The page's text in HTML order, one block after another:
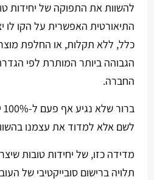
להשוות את התפוקה של יחידות
התיאורטית האפשרית על הקו
כלל, ללא תקלות, או החלפת
הגבוהה ביותר המותרת לפי
החברה.
לשם אלא למדוד את עצמנו
מדידה כזו, של יחידות טובות
תלויה ברישום סובייקטיבי של